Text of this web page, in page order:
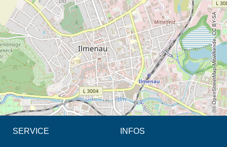
© OpenStreetMap-Mitwirkende, CC BY-SA
SERVICE INFOS